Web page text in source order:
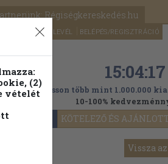
Régiségkereskedés.hu
SEGÍTSÉG HÍRLEVÉL BELÉPÉS/REGISZTRÁCIÓ
KÖTELEZŐ ÉS
15:04:15
Válogasson több mint 1.000.000
10-100%
Vissza
(2)
vételét